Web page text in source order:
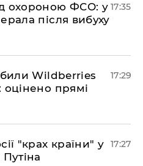
охороною ФСО: у
після вибуху
17:35
Wildberries
прямі
17:29
"крах країни" у
17:27